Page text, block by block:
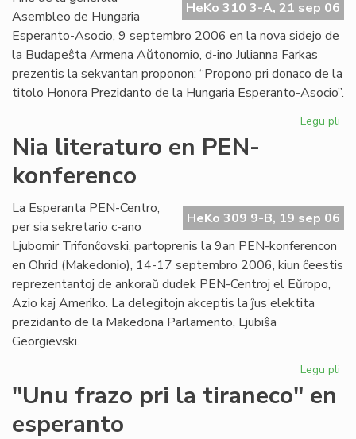
HeKo 310 3-A, 21 sep 06
Asembleo de Hungaria
Esperanto-Asocio, 9 septembro 2006 en la nova sidejo de
la Budapeŝta Armena Aŭtonomio, d-ino Julianna Farkas
prezentis la sekvantan proponon: “Propono pri donaco de la
titolo Honora Prezidanto de la Hungaria Esperanto-Asocio”.
Legu pli
Nia literaturo en PEN-
konferenco
HeKo 309 9-B, 19 sep 06
La Esperanta PEN-Centro,
per sia sekretario c-ano
Ljubomir Trifonĉovski, partoprenis la 9an PEN-konferencon
en Ohrid (Makedonio), 14-17 septembro 2006, kiun ĉeestis
reprezentantoj de ankoraŭ dudek PEN-Centroj el Eŭropo,
Azio kaj Ameriko. La delegitojn akceptis la ĵus elektita
prezidanto de la Makedona Parlamento, Ljubiŝa
Georgievski.
Legu pli
"Unu frazo pri la tiraneco" en
esperanto